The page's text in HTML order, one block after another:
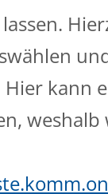
Hier kann